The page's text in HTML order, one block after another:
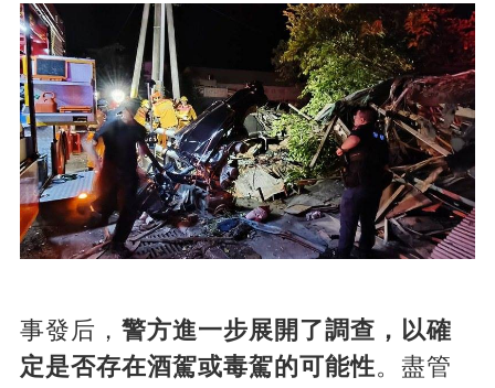
事發后， 警方進一步展開了調查，以確
定是否存在酒駕或毒駕的可能性。盡管